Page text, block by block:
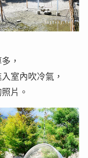
，
室內吹冷氣，
片。